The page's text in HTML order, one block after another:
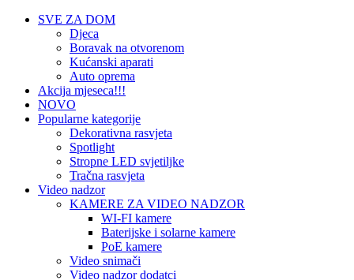
SVE ZA DOM
Djeca
Boravak na otvorenom
Kućanski aparati
Auto oprema
Akcija mjeseca!!!
NOVO
Popularne kategorije
Dekorativna rasvjeta
Spotlight
Stropne LED svjetiljke
Tračna rasvjeta
Video nadzor
KAMERE ZA VIDEO NADZOR
WI-FI kamere
Baterijske i solarne kamere
PoE kamere
Video snimači
Video nadzor dodatci